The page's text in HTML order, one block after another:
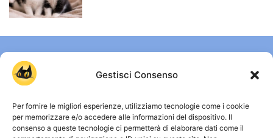
Gestisci Consenso
Per fornire le migliori esperienze, utilizziamo tecnologie come i cookie
per memorizzare e/o accedere alle informazioni del dispositivo. Il
consenso a queste tecnologie ci permetterà di elaborare dati come il